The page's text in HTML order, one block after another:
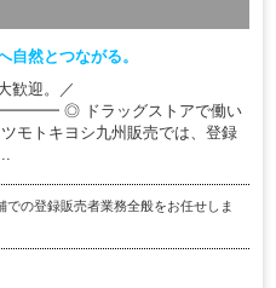
自然とつながる。
歓迎。／
ドラッグストアで働い
モトキヨシ九州販売では、登録
の登録販売者業務全般をお任せしま